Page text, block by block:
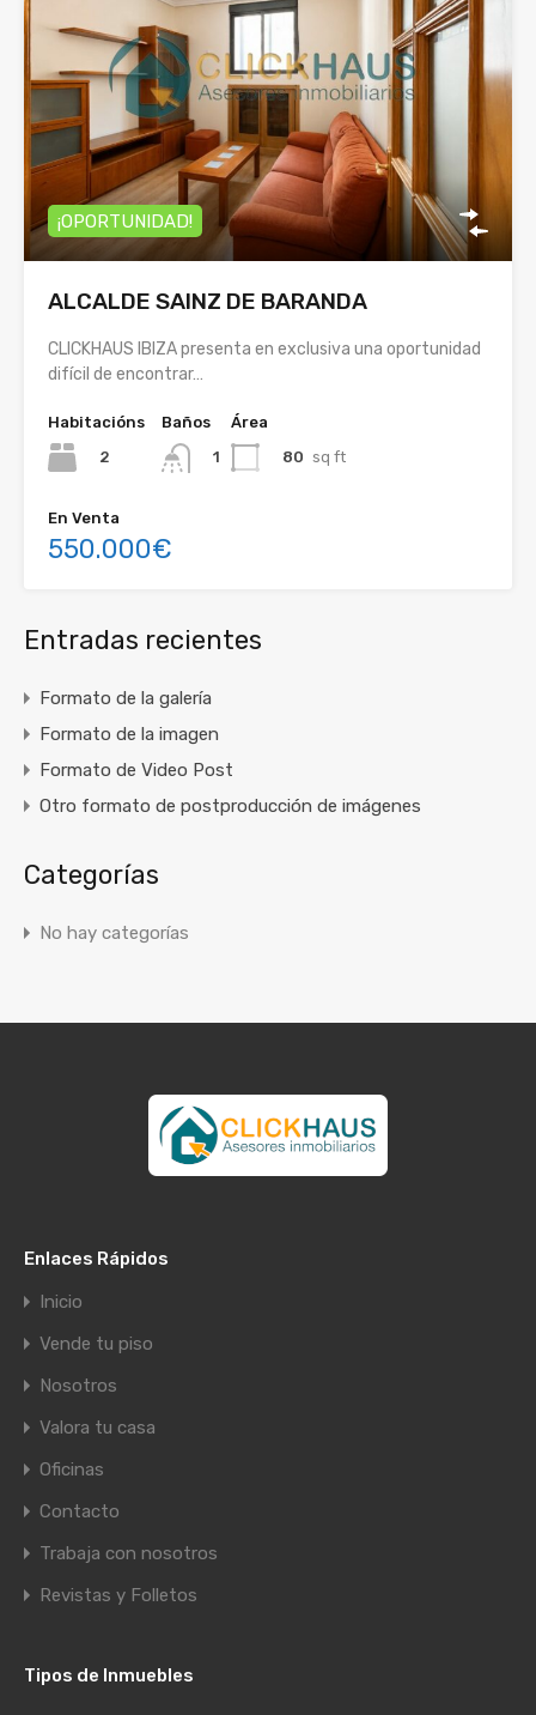
¡OPORTUNIDAD!
ALCALDE SAINZ DE BARANDA
CLICKHAUS IBIZA presenta en exclusiva una oportunidad
difícil de encontrar…
Habitacións
2
Baños
1
Área
80 sq ft
En Venta
550.000€
Entradas recientes
Formato de la galería
Formato de la imagen
Formato de Video Post
Otro formato de postproducción de imágenes
Categorías
No hay categorías
Enlaces Rápidos
Inicio
Vende tu piso
Nosotros
Valora tu casa
Oficinas
Contacto
Trabaja con nosotros
Revistas y Folletos
Tipos de Inmuebles